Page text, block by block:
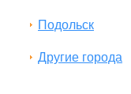
Подольск
Другие города